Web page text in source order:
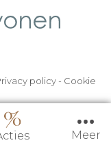
Meer
policy- Cookie